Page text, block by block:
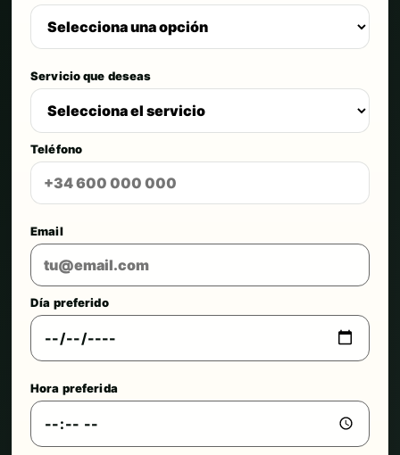
Servicio que deseas
Teléfono
Email
Día preferido
Hora preferida